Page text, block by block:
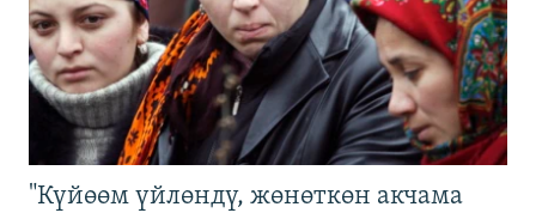
"Күйөөм үйлөндү, жөнөткөн акчама